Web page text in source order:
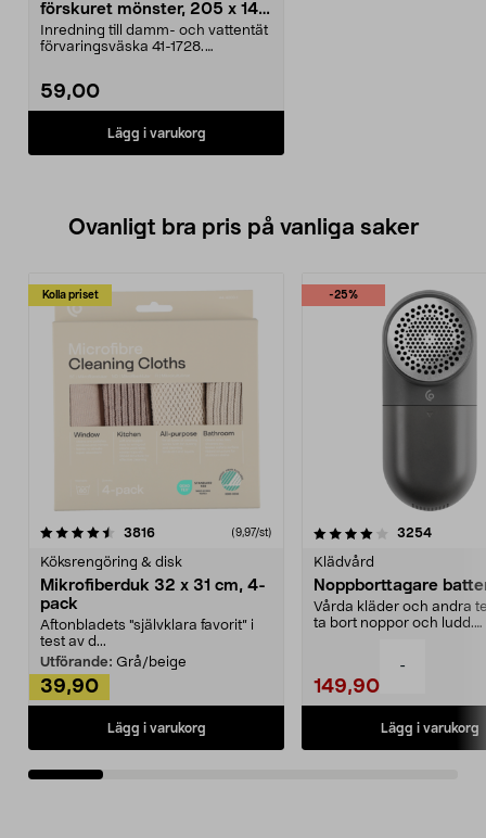
-
förskuret mönster, 205 x 140
x 65 mm
Inredning till damm- och vattentät
förvaringsväska 41-1728.
59,00
Lägg i varukorg
Ovanligt bra pris på vanliga saker
Kolla priset
3816recensioner (9,97/st)
Köksrengöring & disk
Mikrofiberduk 32 x 31 cm, 4-
pack
Aftonbladets "självklara favorit” i
test av d...
Utförande: Grå/beige
39,90
Lägg i varukorg
-25%
4.0av 5 stjärnor 3254
Klädvård
Noppborttagare
Vårda kläder och andra
ta bort noppor och ludd.
149,90
Lägg i varukorg
4.5av 5 stjärnor